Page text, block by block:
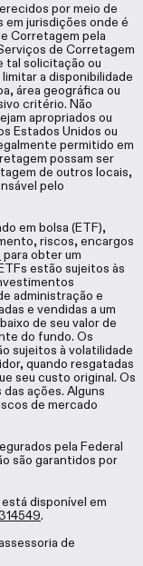
por meio de
jurisdições onde é
Corretagem pela
de Corretagem
tal solicitação ou
a disponibilidade
área geográfica ou
critério. Não
apropriados ou
Estados Unidos ou
permitido em
possam ser
de outros locais,
pelo
em bolsa (ETF),
riscos, encargos
para obter um
estão sujeitos às
administração e
e vendidas a um
de seu valor de
do fundo. Os
sujeitos à volatilidade
quando resgatadas
seu custo original. Os
ações. Alguns
de mercado
pela Federal
são garantidos por
disponível em
.
de